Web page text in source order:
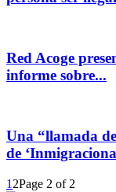
Red Acoge
informe sobre...
Una “llamada
de
1 2Page 2 of 2